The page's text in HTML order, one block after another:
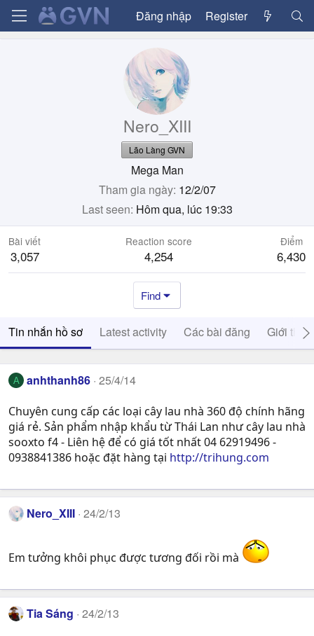
Đăng nhập Register
Nero_XIII
Lão Làng GVN
Mega Man
Tham gia ngày 12/2/07
Last seen Hôm qua, lúc 19:33
Bài viết
3,057
Reaction score
4,254
Điểm
6,430
Find
Tin nhắn hồ sơ Latest activity Các bài đăng Giới thiệu
A anhthanh86 25/4/14
Chuyên cung cấp các loại cây lau nhà 360 độ chính hãng
giá rẻ. Sản phẩm nhập khẩu từ Thái Lan như cây lau nhà
sooxto f4 - Liên hệ để có giá tốt nhất 04 62919496 -
0938841386 hoặc đặt hàng tại http://trihung.com
Nero_XIII 24/2/13
Em tưởng khôi phục được tương đối rồi mà
Tia Sáng 24/2/13